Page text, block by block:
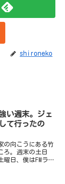
shironeko
い週末。ジェ
て行ったの
の向こうにある竹
ろ。週末の土日
日、僕はFMラ